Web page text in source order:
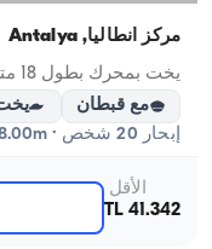
مركز أنطاليا, Antalya
يخت بمحرك بطول 18 متر - في مركز أنطاليا
مع قبطان
إبحار 20 شخص · 18.00m
الأقل
41.342 TL